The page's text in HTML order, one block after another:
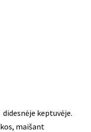
keptuvėje.
maišant